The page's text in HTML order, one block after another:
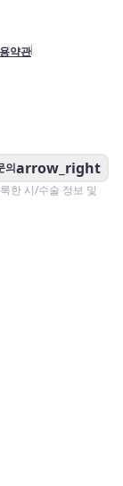
약관
의arrow_right
한 시/수술 정보 및